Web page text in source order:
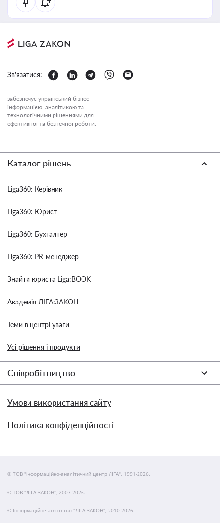
Зв'язатися:
забезпечує український бізнес
інформацією, аналітикою та
технологічними рішеннями для
ефективної та безпечної роботи.
Каталог рішень
Liga360: Керівник
Liga360: Юрист
Liga360: Бухгалтер
Liga360: PR-менеджер
Знайти юриста Liga:BOOK
Академія ЛІГА:ЗАКОН
Теми в центрі уваги
Усі рішення і продукти
Співробітництво
Умови використання сайту
Політика конфіденційності
© ТОВ "інформаційно-аналітичний центр ЛІГА", 1991-2026.
© ТОВ "ЛІГА ЗАКОН", 2007-2026.
© Інформаційне агентство "ЛІГА:ЗАКОН", 2010-2026.